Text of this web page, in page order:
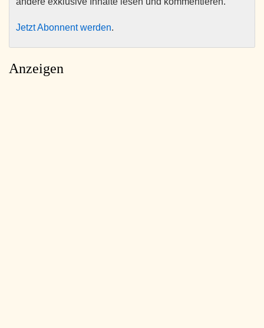
Jetzt Abonnent werden.
Anzeigen